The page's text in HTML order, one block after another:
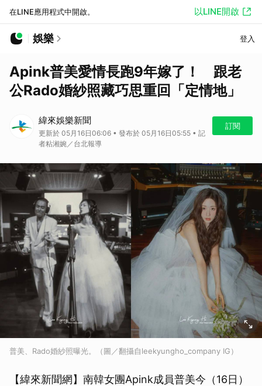
在LINE應用程式中開啟。 以LINE開啟
娛樂 登入
Apink普美愛情長跑9年嫁了！ 跟老
公Rado婚紗照藏巧思重回「定情地」
緯來娛樂新聞
更新於 05月16日06:06 • 發布於 05月16日05:55 • 記
者粘湘婉／台北報導
訂閱
普美、Rado婚紗照曝光。（圖／翻攝自leekyungho_company IG）
【緯來新聞網】南韓女團Apink成員普美今（16日）